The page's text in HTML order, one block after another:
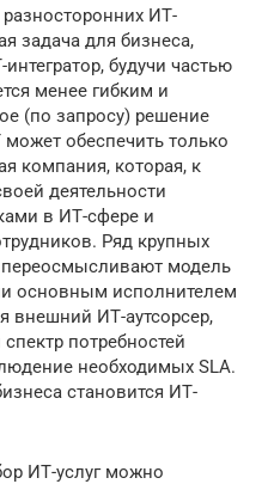
ИТ-
задача для бизнеса,
будучи частью
менее гибким и
(по запросу) решение
обеспечить только
компания, которая, к
деятельности
в ИТ-сфере и
Ряд крупных
модель
основным исполнителем
внешний ИТ-аутсорсер,
потребностей
необходимых SLA.
становится ИТ-
ИТ-услуг можно